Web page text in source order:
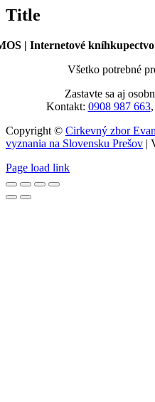
produktu
Title
| Internetové kníhkupectvo
Všetko potrebné
Zastavte sa aj
Kontakt: 0908 987 663,
Copyright © Cirkevný zbor
vyznania na Slovensku Prešov |
Page load link